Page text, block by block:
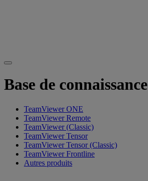
Base de connaissance
TeamViewer ONE
TeamViewer Remote
TeamViewer (Classic)
TeamViewer Tensor
TeamViewer Tensor (Classic)
TeamViewer Frontline
Autres produits